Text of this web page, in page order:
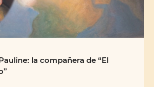
la compañera de “El